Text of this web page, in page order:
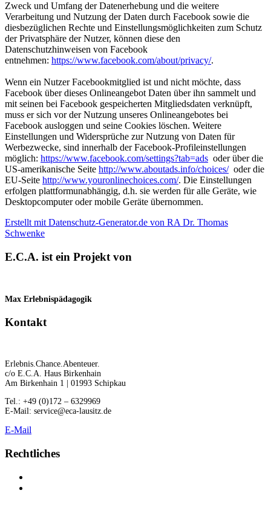
Zweck und Umfang der Datenerhebung und die weitere
Verarbeitung und Nutzung der Daten durch Facebook sowie die
diesbezüglichen Rechte und Einstellungsmöglichkeiten zum Schutz
der Privatsphäre der Nutzer, können diese den
Datenschutzhinweisen von Facebook
entnehmen: https://www.facebook.com/about/privacy/.
Wenn ein Nutzer Facebookmitglied ist und nicht möchte, dass
Facebook über dieses Onlineangebot Daten über ihn sammelt und
mit seinen bei Facebook gespeicherten Mitgliedsdaten verknüpft,
muss er sich vor der Nutzung unseres Onlineangebotes bei
Facebook ausloggen und seine Cookies löschen. Weitere
Einstellungen und Widersprüche zur Nutzung von Daten für
Werbezwecke, sind innerhalb der Facebook-Profileinstellungen
möglich: https://www.facebook.com/settings?tab=ads oder über die
US-amerikanische Seite http://www.aboutads.info/choices/oder die
EU-Seite http://www.youronlinechoices.com/. Die Einstellungen
erfolgen plattformunabhängig, d.h. sie werden für alle Geräte, wie
Desktopcomputer oder mobile Geräte übernommen.
Erstellt mit Datenschutz-Generator.de von RA Dr. Thomas
Schwenke
E.C.A. ist ein Projekt von
Max Erlebnispädagogik
Kontakt
Erlebnis.Chance.Abenteuer.
c/o E.C.A. Haus Birkenhain
Am Birkenhain 1 | 01993 Schipkau
Tel.: +49 (0)172 – 6329969
E-Mail: service@eca-lausitz.de
E-Mail
Rechtliches